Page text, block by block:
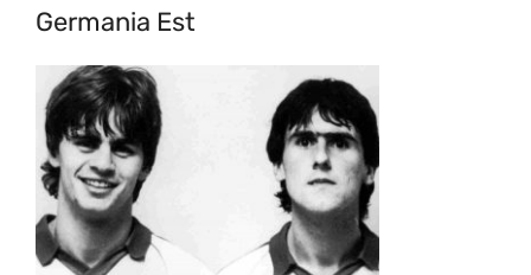
Germania Est